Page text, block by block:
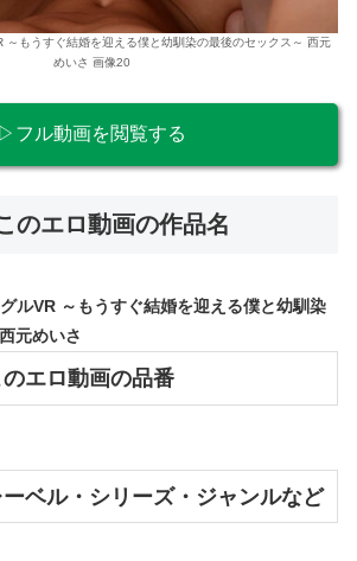
～もうすぐ結婚を迎える僕と幼馴染の最後のセックス～ 西元
めいさ 画像20
▷フル動画を閲覧する
のエロ動画の作品名
グルVR ～もうすぐ結婚を迎える僕と幼馴染
元めいさ
エロ動画の品番
ベル・シリーズ・ジャンルなど